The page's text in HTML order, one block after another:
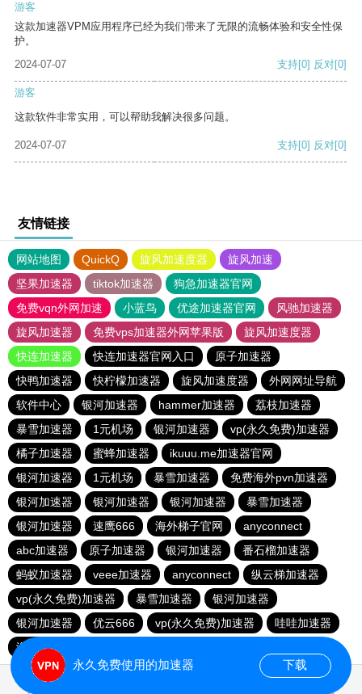
游客
这款加速器VPM应用程序已经为我们带来了无限的流畅体验和安全性保
护。
2024-07-07
支持[0] 反对[0]
游客
这款软件非常实用，可以帮助我解决很多问题。
2024-07-07 支持[0] 反对[0]
友情链接
网站地图 QuickQ 旋风加速度器
旋风加速
坚果加速器
tiktok加速器
狗急加速器官网
免费vqn外网加速
小蓝鸟 优途加速器官网
风驰加速器
旋风加速器
免费vps加速器外网苹果版
旋风加速度器
快连加速器
快连加速器官网入口
原子加速器
快鸭加速器
快柠檬加速器 旋风加速度器
外网网址导航
软件中心
银河加速器 hammer加速器
荔枝加速器
暴雪加速器
1元机场 银河加速器
vp(永久免费)加速器
橘子加速器
蜜蜂加速器
ikuuu.me加速器官网
银河加速器
1元机场 暴雪加速器
免费海外pvn加速器
银河加速器
银河加速器 银河加速器
暴雪加速器
银河加速器
速鹰666 海外梯子官网
anyconnect
abc加速器
原子加速器 银河加速器
番石榴加速器
蚂蚁加速器
veee加速器 anyconnect
纵云梯加速器
vp(永久免费)加速器
暴雪加速器
银河加速器
银河加速器
优云666 vp(永久免费)加速器
哇哇加速器
海鸥加速器
永久免费使用的加速器 下载